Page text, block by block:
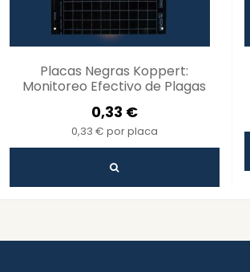
Placas Negras Koppert:
Monitoreo Efectivo de Plagas
Agrícolas
0,33 €
0,33 € por placa